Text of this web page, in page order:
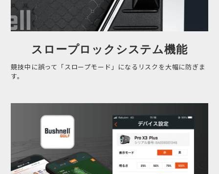
スロープロックシステム機能
競技中に誤って「スロープモード」になるリスクを大幅に防ぎま
す。